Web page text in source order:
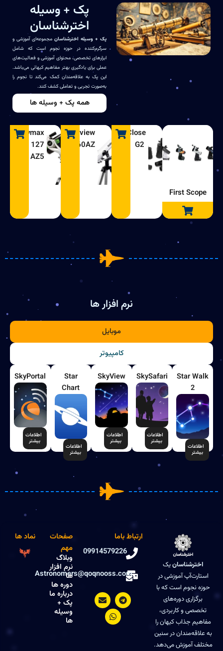
پک + وسیله
اخترشناسان
پک + وسیله اخترشناسان مجموعه‌ای آموزشی و
سرگرم‌کننده در حوزه نجوم است که شامل
ابزارهای تخصصی، محتوای آموزشی و فعالیت‌های
عملی برای یادگیری بهتر مفاهیم کیهانی می‌باشد.
این پک به علاقه‌مندان کمک می‌کند تا نجوم را
به‌صورت تجربی و تعاملی کشف کنند.
همه پک + وسیله ها
First Scope
UpClose
G2
Stellarview
60AZ
Skymax
127
AZ5
نرم افزار ها
موبایل
کامپیوتر
Star Walk
2
اطلاعات
بیشتر
SkySafari
اطلاعات
بیشتر
SkyView
اطلاعات
بیشتر
Star
Chart
اطلاعات
بیشتر
SkyPortal
اطلاعات
بیشتر
اخترشناسانیک
استارت‌آپ آموزشی در
حوزه نجوم است که با
برگزاری دوره‌های
تخصصی و کاربردی،
مفاهیم جذاب کیهان را
به علاقه‌مندان در سنین
مختلف آموزش می‌دهد.
ارتباط باما
09914579226
Astronomers@qoqnooss.com
T
e
l
e
E
n
v
W
h
a
t
s
صفحات
مهم
وبلاگ
نرم افزار
ها
دوره ها
درباره ما
پک +
وسیله
ها
نماد ها